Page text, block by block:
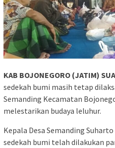
KAB BOJONEGORO (JATIM)
sedekah bumi masih tetap
Semanding Kecamatan
melestarikan budaya leluhur.
Kepala Desa Semanding
sedekah bumi telah dilakukan